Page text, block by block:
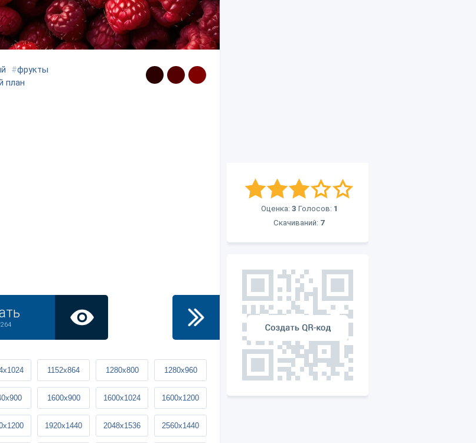
Оценка: 3 Голосов: 1
Скачиваний: 7
#фрукты
план
1152x864 1280x800 1280x960
1600x900 1600x1024 1600x1200
1920x1440 2048x1536 2560x1440